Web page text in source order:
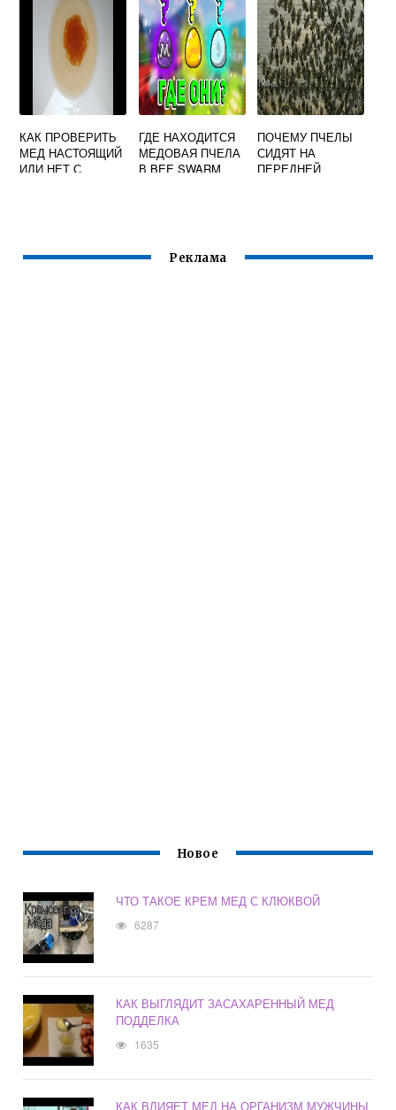
КАК ПРОВЕРИТЬ
МЕД НАСТОЯЩИЙ
ИЛИ НЕТ С
ГДЕ НАХОДИТСЯ
МЕДОВАЯ ПЧЕЛА
В BEE SWARM
ПОЧЕМУ ПЧЕЛЫ
СИДЯТ НА
ПЕРЕДНЕЙ
Реклама
Новое
ЧТО ТАКОЕ КРЕМ МЕД С КЛЮКВОЙ
6287
КАК ВЫГЛЯДИТ ЗАСАХАРЕННЫЙ МЕД
ПОДДЕЛКА
1635
КАК ВЛИЯЕТ МЕД НА ОРГАНИЗМ МУЖЧИНЫ